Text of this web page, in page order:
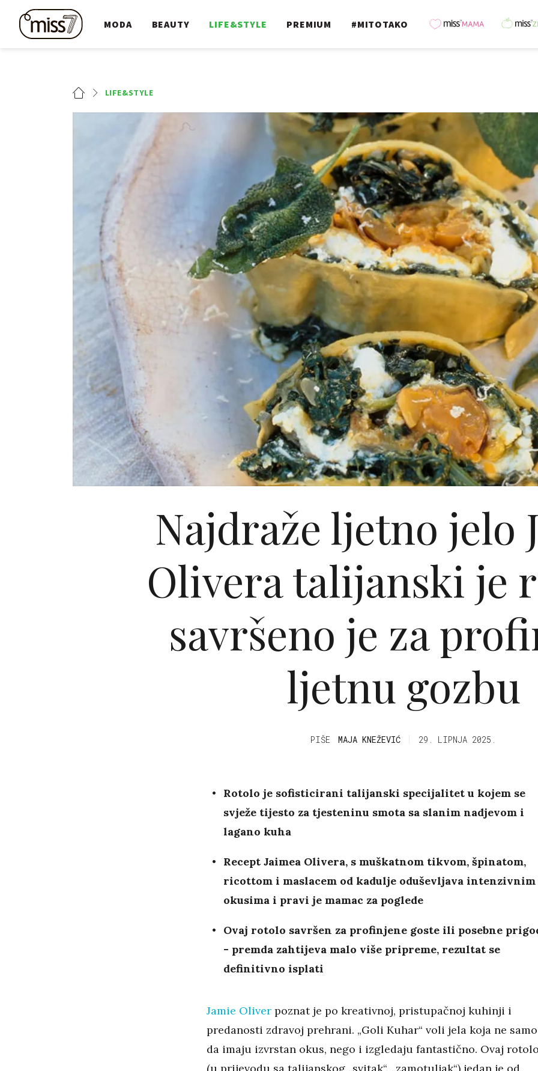
MODA BEAUTY LIFE&STYLE PREMIUM #MITOTAKO
LIFE&STYLE
Najdraže ljetno jelo
Olivera talijanski je
savršeno je za
ljetnu gozbu
PIŠE MAJA KNEŽEVIĆ 29. LIPNJA 2025.
Rotolo je sofisticirani talijanski specijalitet u kojem se
svježe tijesto za tjesteninu smota sa slanim nadjevom i
lagano kuha
Recept Jaimea Olivera, s muškatnom tikvom, špinatom,
ricottom i maslacem od kadulje oduševljava intenzivnim
okusima i pravi je mamac za poglede
Ovaj rotolo savršen za profinjene goste ili posebne
- premda zahtijeva malo više pripreme, rezultat se
definitivno isplati
Jamie Oliver poznat je po kreativnoj, pristupačnoj kuhinji i
predanosti zdravoj prehrani. „Goli Kuhar“ voli jela koja ne samo
da imaju izvrstan okus, nego i izgledaju fantastično. Ovaj
(u prijevodu sa talijanskog „svitak“, „zamotuljak“) jedan je od